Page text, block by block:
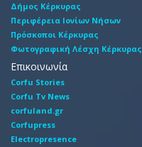
Δήμος Κέρκυρας
Περιφέρεια Ιονίων Νήσων
Πρόσκοποι Κέρκυρας
Φωτογραφική Λέσχη Κέρκυρας
Επικοινωνία
Corfu Stories
Corfu Tv News
corfuland.gr
Corfupress
Electropresence